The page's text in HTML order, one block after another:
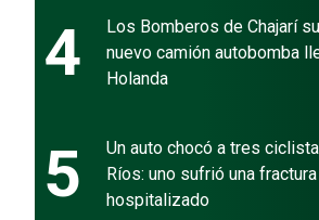
4
Los Bomberos de Chajarí
nuevo camión autobomba
Holanda
5
Un auto chocó a tres
Ríos: uno sufrió una
hospitalizado